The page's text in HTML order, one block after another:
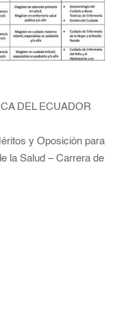
DEL ECUADOR
y Oposición para
la Salud – Carrera de